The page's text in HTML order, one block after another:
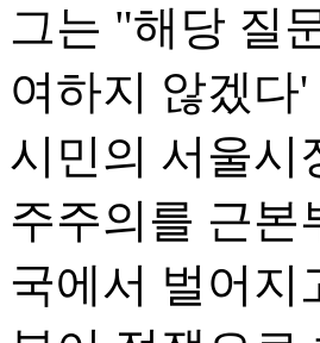
그는 "해당 질
여하지 않겠다
시민의 서울시
주주의를 근본
국에서 벌어지